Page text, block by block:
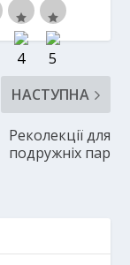
НАСТУПНА
Реколекції для
подружніх пар